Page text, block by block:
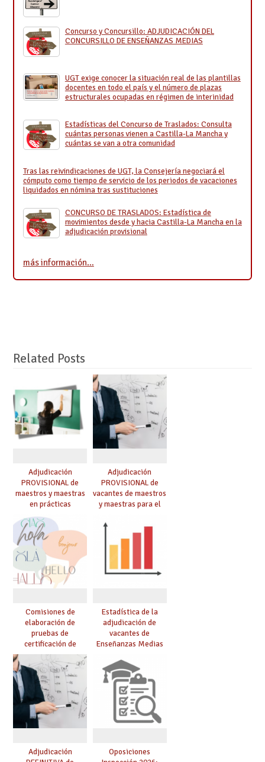
Concurso y Concursillo: ADJUDICACIÓN DEL
CONCURSILLO DE ENSEÑANZAS MEDIAS
UGT exige conocer la situación real de las plantillas
docentes en todo el país y el número de plazas
estructurales ocupadas en régimen de interinidad
Estadísticas del Concurso de Traslados: Consulta
cuántas personas vienen a Castilla-La Mancha y
cuántas se van a otra comunidad
Tras las reivindicaciones de UGT, la Consejería negociará el
cómputo como tiempo de servicio de los periodos de vacaciones
liquidados en nómina tras sustituciones
CONCURSO DE TRASLADOS: Estadística de
movimientos desde y hacia Castilla-La Mancha en la
adjudicación provisional
más información…
Related Posts
Adjudicación
PROVISIONAL de
maestros y maestras
en prácticas
Adjudicación
PROVISIONAL de
vacantes de maestros
y maestras para el
Comisiones de
elaboración de
pruebas de
certificación de
competencia
lingüística: publicada
resolución definitiva
Estadística de la
adjudicación de
vacantes de
Enseñanzas Medias
Adjudicación
Oposiciones